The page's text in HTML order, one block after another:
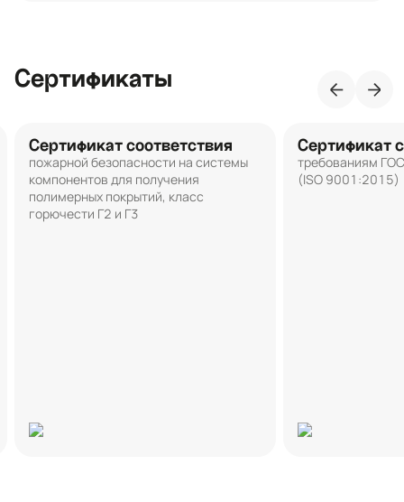
Сертификаты
Сертификат соответствия
пожарной безопасности на системы
компонентов для получения
полимерных покрытий, класс
горючести Г2 и Г3
Сертификат
требованиям
(ISO 9001:2015)